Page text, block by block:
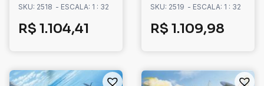
SKU: 2518 - ESCALA: 1 : 32
R$ 1.104,41
SKU: 2519 - ESCALA: 1 : 32
R$ 1.109,98